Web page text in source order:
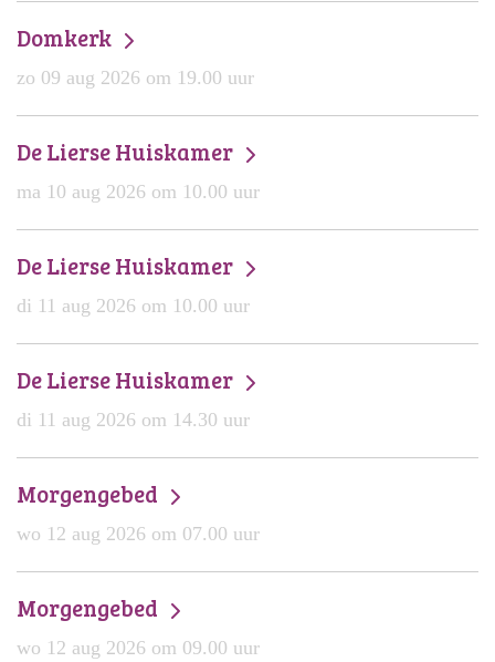
Domkerk
zo 09 aug 2026 om 19.00 uur
De Lierse Huiskamer
ma 10 aug 2026 om 10.00 uur
De Lierse Huiskamer
di 11 aug 2026 om 10.00 uur
De Lierse Huiskamer
di 11 aug 2026 om 14.30 uur
Morgengebed
wo 12 aug 2026 om 07.00 uur
Morgengebed
wo 12 aug 2026 om 09.00 uur